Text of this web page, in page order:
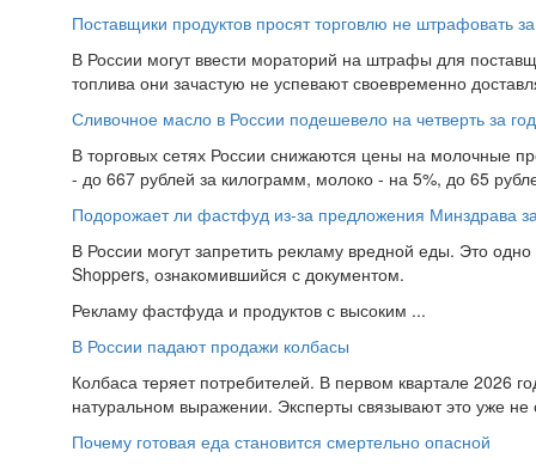
Поставщики продуктов просят торговлю не штрафовать
В России могут ввести мораторий на штрафы для
топлива они зачастую не успевают своевременно
Сливочное масло в России подешевело на четверть за год
В торговых сетях России снижаются цены на молочные
- до 667 рублей за килограмм, молоко - на 5%, до 65
Подорожает ли фастфуд из-за предложения Минздрава
В России могут запретить рекламу вредной еды. Это
Shoppers, ознакомившийся с документом.
Рекламу фастфуда и продуктов с высоким ...
В России падают продажи колбасы
Колбаса теряет потребителей. В первом квартале 2026
натуральном выражении. Эксперты связывают это уже не
Почему готовая еда становится смертельно опасной